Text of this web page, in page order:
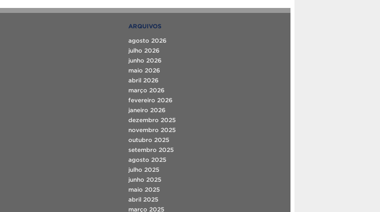
ARQUIVOS
agosto 2026
julho 2026
junho 2026
maio 2026
abril 2026
março 2026
fevereiro 2026
janeiro 2026
dezembro 2025
novembro 2025
outubro 2025
setembro 2025
agosto 2025
julho 2025
junho 2025
maio 2025
abril 2025
março 2025